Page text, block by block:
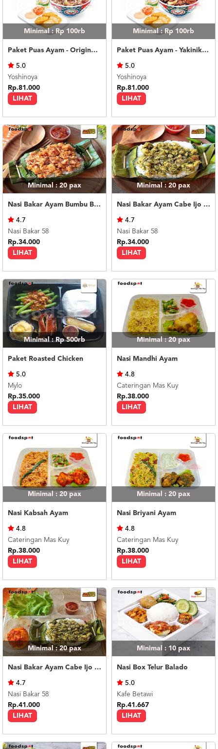
Minimal : Rp 100rb
Paket Puas Ayam - Original Beef Paket Puas (R)
LIHAT
5.0
Yoshinoya
Rp.81.000
Minimal : Rp 100rb
Paket Puas Ayam - Yakiniku Beef Paket Puas (R)
LIHAT
5.0
Yoshinoya
Rp.81.000
Minimal : 20 pax
Nasi Bakar Ayam Bumbu Bali + Kerupuk
LIHAT
4.7
Nasi Bakar 58
Rp.34.000
Minimal : 20pax
Nasi Bakar Ayam Cabe Ijo + Kerupuk
LIHAT
4.7
Nasi Bakar 58
Rp.34.000
Minimal : Rp 500rb
Paket Roasted Chicken
LIHAT
5.0
Mylo
Rp.35.000
Minimal : 20pax
Nasi Mandhi Ayam
LIHAT
4.8
Cateringan Mas Kuy
Rp.38.000
Minimal : 20 pax
Nasi Kabsah Ayam
LIHAT
4.8
Cateringan Mas Kuy
Rp.38.000
Minimal : 20 pax
Nasi Briyani Ayam
LIHAT
4.8
Cateringan Mas Kuy
Rp.38.000
Minimal : 20pax
Nasi Bakar Ayam Cabe Ijo + Telor Balado
LIHAT
4.7
Nasi Bakar 58
Rp.41.000
Minimal : 10pax
Nasi Box Telur Balado
LIHAT
5.0
Kafe Betawi
Rp.41.667